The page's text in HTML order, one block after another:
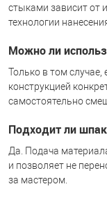
стыками зависит от
технологии
Можно ли
Только в том
конструкцией
самостоятельно
Подходит ли
Да. Подача
и позволяет не
за мастером.